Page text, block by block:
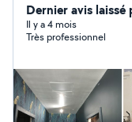
Enduit Toile de verre Placo Peinture Ect prix
Peinture enduit 10
Lino Pose pvc Merci de répondre aux messages que
Dernier avis
Il y a 4 mois
Très professionnel